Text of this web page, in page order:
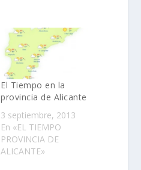
El Tiempo en la
provincia de Alicante
3 septiembre, 2013
En «EL TIEMPO
PROVINCIA DE
ALICANTE»